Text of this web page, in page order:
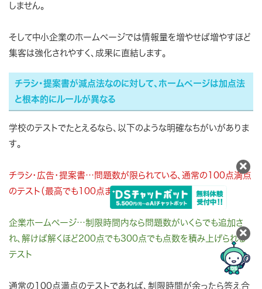
しません。
そして中小企業のホームページでは情報量を増やせば増やすほど
集客は強化されやすく、成果に直結します。
チラシ・提案書が減点法なのに対して、ホームページは加点法
と根本的にルールが異なる
学校のテストでたとえるなら、以下のような明確なちがいがありま
す。
チラシ・広告・提案書…問題数が限られている、通常の100点満点
のテスト（最高でも100点までしか取れないテスト）
企業ホームページ…制限時間内なら問題数がいくらでも追加さ
れ、解けば解くほど200点でも300点でも点数を積み上げられる
テスト
通常の100点満点のテストであれば、制限時間が余ったら答え合